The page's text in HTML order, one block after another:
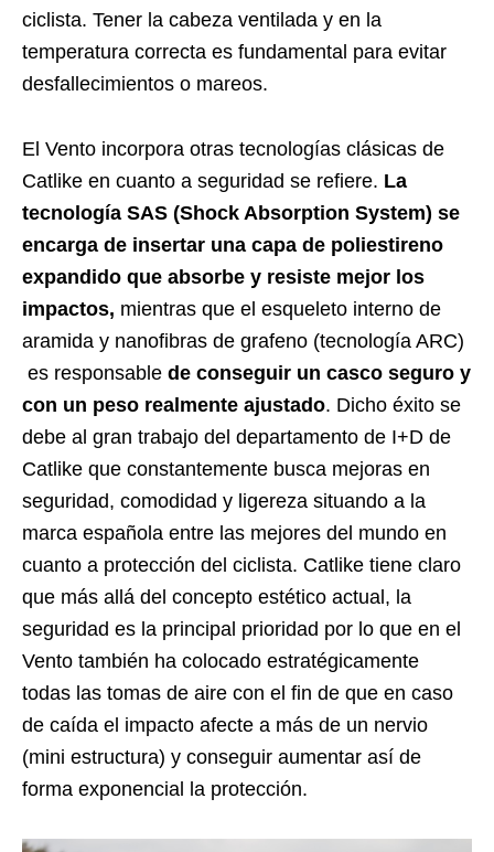
ciclista. Tener la cabeza ventilada y en la
temperatura correcta es fundamental para evitar
desfallecimientos o mareos.
El Vento incorpora otras tecnologías clásicas de
Catlike en cuanto a seguridad se refiere. La
tecnología SAS (Shock Absorption System) se
encarga de insertar una capa de poliestireno
expandido que absorbe y resiste mejor los
impactos, mientras que el esqueleto interno de
aramida y nanofibras de grafeno (tecnología ARC)
es responsable de conseguir un casco seguro y
con un peso realmente ajustado. Dicho éxito se
debe al gran trabajo del departamento de I+D de
Catlike que constantemente busca mejoras en
seguridad, comodidad y ligereza situando a la
marca española entre las mejores del mundo en
cuanto a protección del ciclista. Catlike tiene claro
que más allá del concepto estético actual, la
seguridad es la principal prioridad por lo que en el
Vento también ha colocado estratégicamente
todas las tomas de aire con el fin de que en caso
de caída el impacto afecte a más de un nervio
(mini estructura) y conseguir aumentar así de
forma exponencial la protección.